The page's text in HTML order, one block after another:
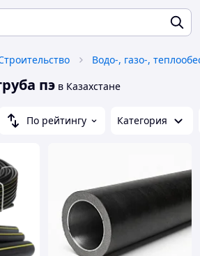
Водо-, газо-,
пэ в Казахстане
По рейтингу Категория